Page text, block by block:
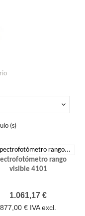

(s)
rango
visible 4101
Precio
1.061,17 €
877,00 € IVA excl.